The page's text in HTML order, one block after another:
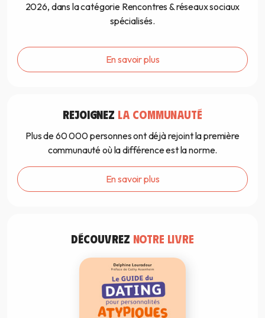
2026, dans la catégorie Rencontres & réseaux sociaux
spécialisés.
En savoir plus
REJOIGNEZ LA COMMUNAUTÉ
Plus de 60 000 personnes ont déjà rejoint la première
communauté où la différence est la norme.
En savoir plus
DÉCOUVREZ NOTRE LIVRE